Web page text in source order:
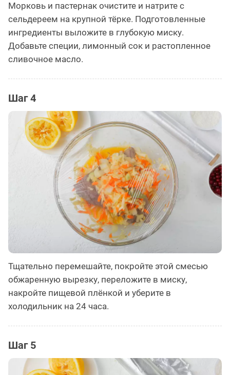
Морковь и пастернак очистите и натрите с
сельдереем на крупной тёрке. Подготовленные
ингредиенты выложите в глубокую миску.
Добавьте специи, лимонный сок и растопленное
сливочное масло.
Шаг 4
Тщательно перемешайте, покройте этой смесью
обжаренную вырезку, переложите в миску,
накройте пищевой плёнкой и уберите в
холодильник на 24 часа.
Шаг 5